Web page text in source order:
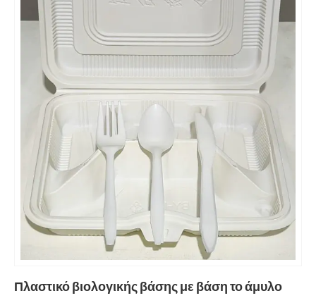
Πλαστικό βιολογικής βάσης με βάση το άμυλο